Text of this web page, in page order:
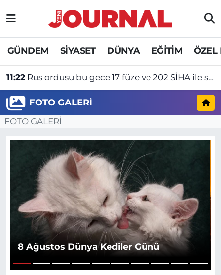
GÜNDEM SİYASET DÜNYA EĞİTİM ÖZEL
11:22 Rus ordusu bu gece 17 füze ve 202 SİHA ile saldırı düzenledi
FOTO GALERI
FOTO GALERİ
8 Ağustos Dünya Kediler Günü
GÜNDEM
SİYASET
SAĞLIK
DÜNYA
EĞİTİM
ÖZEL HABER
Nöbetçi Eczaneler
Hava Durumu
Trafik Durumu
Süper Lig Puan Durumu ve Fikstür
Tüm Manşetler
Son Dakika Haberleri
Haber Arşivi